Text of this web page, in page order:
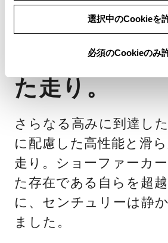
選択中のCookieを
必須のCookieのみ
ショーファー
相応しい余裕
た走り。
さらなる高みに到達し
に配慮した高性能と滑
走り。ショーファーカ
た存在である自らを超
に、センチュリーは静
ました。